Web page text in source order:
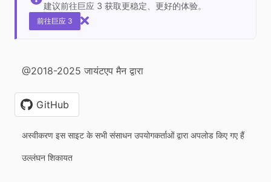
建议前往巨应 3 获取更稳定、更好的体验。
前往巨应 3
@2018-2025 जायंटएप मैन द्वारा
GitHub
अस्वीकरण इस साइट के सभी संसाधन उपयोगकर्ताओं द्वारा अपलोड किए गए हैं
उल्लंघन शिकायत